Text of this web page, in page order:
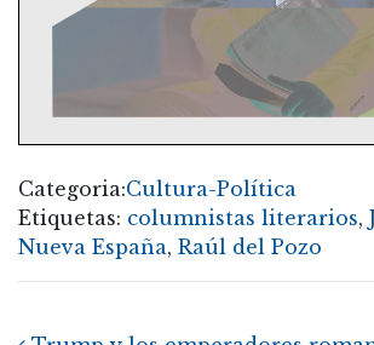
Categoria:Cultura-Política
Etiquetas: columnistas literarios,
Nueva España, Raúl del Pozo